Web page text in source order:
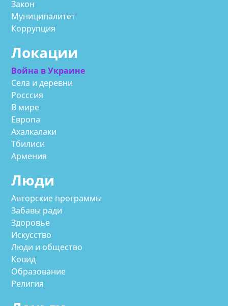
Закон
Муниципалитет
Коррупция
Локации
Война в Украине
Села и деревни
Росссия
В мире
Европа
Ахалкалаки
Тбилиси
Армения
Люди
Авторские программы
Забавы ради
Здоровье
Искусство
Люди и общество
Ковид
Образование
Религия